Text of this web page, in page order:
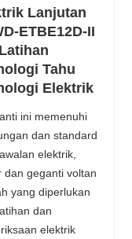
Lanjutan
ETBE12D-II
Tahu
Elektrik
ini memenuhi
dan standard
elektrik,
dan geganti voltan
yang diperlukan
dan
elektrik